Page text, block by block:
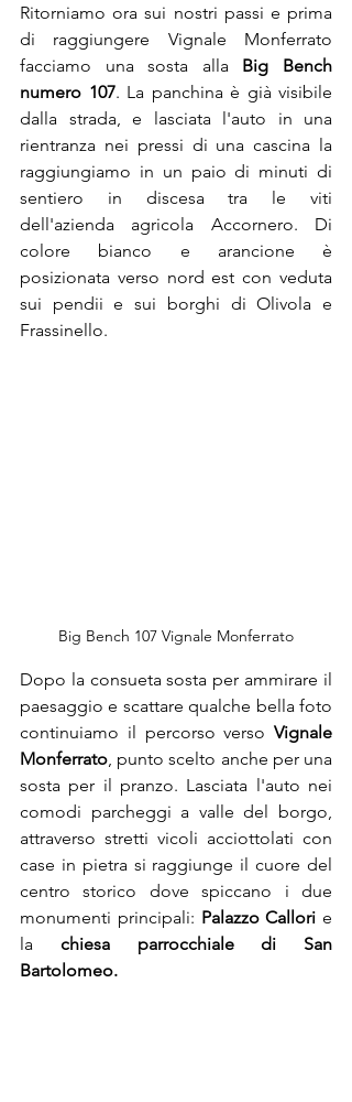
Ritorniamo ora sui nostri passi e prima
di raggiungere Vignale Monferrato
facciamo una sosta alla Big Bench
numero 107. La panchina è già visibile
dalla strada, e lasciata l'auto in una
rientranza nei pressi di una cascina la
raggiungiamo in un paio di minuti di
sentiero in discesa tra le viti
dell'azienda agricola Accornero. Di
colore bianco e arancione è
posizionata verso nord est con veduta
sui pendii e sui borghi di Olivola e
Frassinello.
Big Bench 107 Vignale Monferrato
Dopo la consueta sosta per ammirare il
paesaggio e scattare qualche bella foto
continuiamo il percorso verso Vignale
Monferrato , punto scelto anche per una
sosta per il pranzo. Lasciata l'auto nei
comodi parcheggi a valle del borgo,
attraverso stretti vicoli acciottolati con
case in pietra si raggiunge il cuore del
centro storico dove spiccano i due
monumenti principali: Palazzo Callori e
la chiesa parrocchiale di San
Bartolomeo.